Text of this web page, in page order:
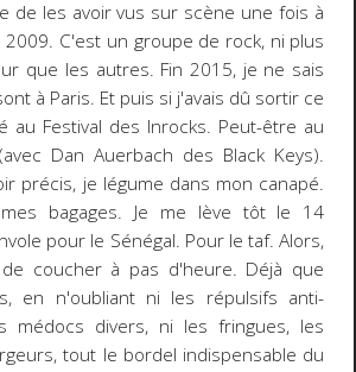
de les avoir vus sur scène une fois à
2009. C'est un groupe de rock, ni plus
que les autres. Fin 2015, je ne sais
à Paris. Et puis si j'avais dû sortir ce
au Festival des Inrocks. Peut-être au
Dan Auerbach des Black Keys).
précis, je légume dans mon canapé.
bagages. Je me lève tôt le 14
pour le Sénégal. Pour le taf. Alors,
coucher à pas d'heure. Déjà que
en n'oubliant ni les répulsifs anti-
médocs divers, ni les fringues, les
tout le bordel indispensable du